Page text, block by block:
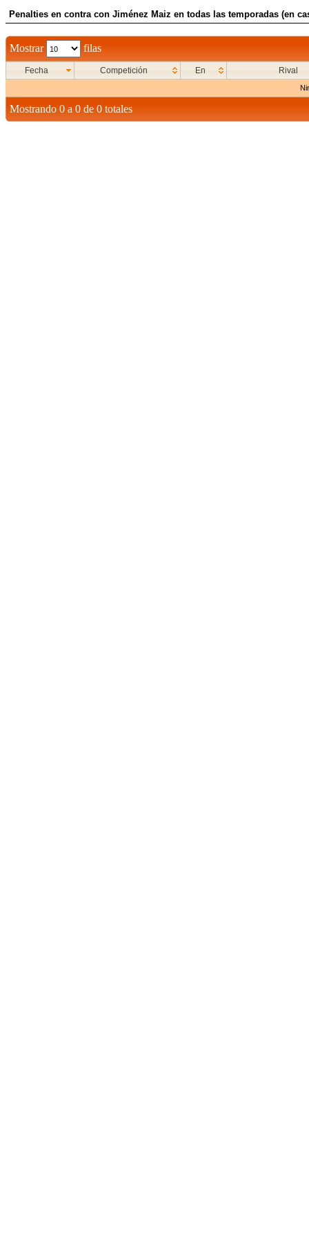
Penalties en contra con Jiménez Maiz en todas las temporadas (en
Mostrar filas
Fecha Competición En Rival
Mostrando 0 a 0 de 0 totales